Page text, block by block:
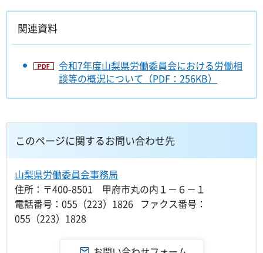
関連資料
令和7年度山梨県労働委員会における労働相
談等の概況について（PDF：256KB）
このページに関するお問い合わせ先
山梨県労働委員会事務局
住所：〒400-8501 甲府市丸の内１－６－１
電話番号：055（223）1826 ファクス番号：
055（223）1828